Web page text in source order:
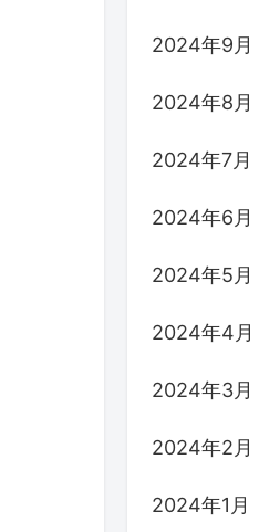
2024年9月
2024年8月
2024年7月
2024年6月
2024年5月
2024年4月
2024年3月
2024年2月
2024年1月